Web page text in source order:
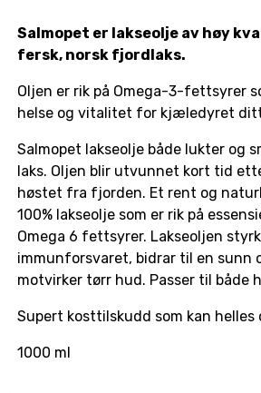
Salmopet er lakseolje av høy
fersk, norsk fjordlaks.
Oljen er rik på Omega-3-fettsyrer
helse og vitalitet for kjæledyret
Salmopet lakseolje både lukter og
laks. Oljen blir utvunnet kort tid
høstet fra fjorden. Et rent og
100% lakseolje som er rik på
Omega 6 fettsyrer. Lakseoljen
immunforsvaret, bidrar til en sunn
motvirker tørr hud. Passer til både
Supert kosttilskudd som kan
1000 ml